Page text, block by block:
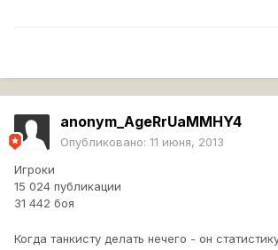
anonym_AgeRrUaMMHY4
Опубликовано: 11 июня, 2013
Игроки
15 024 публикации
31 442 боя
Когда танкисту делать нечего - он